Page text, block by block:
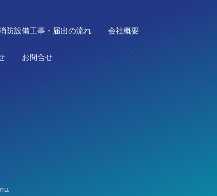
防設備工事・届出の流れ 会社概要
お問合せ